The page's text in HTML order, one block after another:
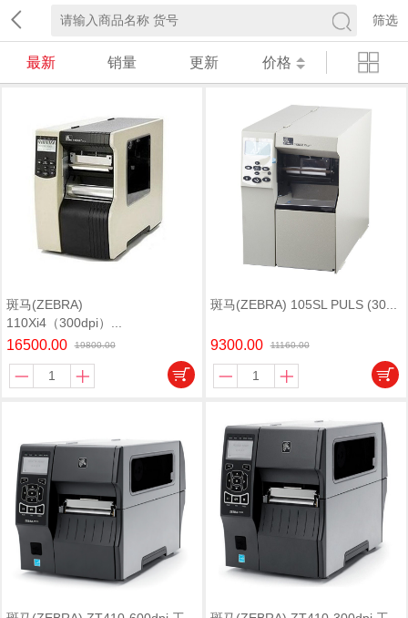
筛选
最新 销量 更新 价格
斑马(ZEBRA)
110Xi4（300dpi）...
16500.00 19800.00
斑马(ZEBRA) 105SL PULS (30...
9300.00 11160.00